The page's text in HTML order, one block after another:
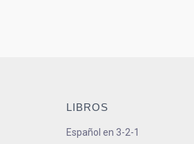
LIBROS
Español en 3-2-1